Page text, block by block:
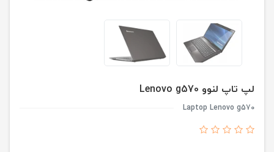
لپ تاپ لنوو Lenovo g570
Laptop Lenovo g570